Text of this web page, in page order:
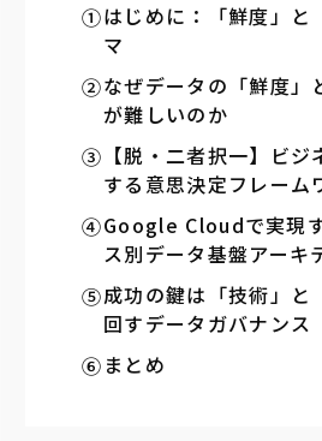
はじめに：「鮮度」と
マ
なぜデータの「鮮度」
が難しいのか
【脱・二者択一】ビ
する意思決定フレーム
Google Cloudで実現
ス別データ基盤アーキ
成功の鍵は「技術」と
回すデータガバナンス
まとめ